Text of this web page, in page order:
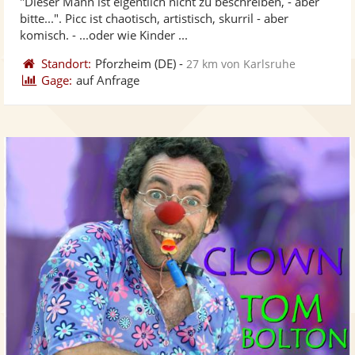
Fotos
5
bitte...". Picc ist chaotisch, artistisch, skurril - aber
komisch. - ...oder wie Kinder ...
Standort: Pforzheim (DE) - 27 km von Karlsruhe
Gage: auf Anfrage